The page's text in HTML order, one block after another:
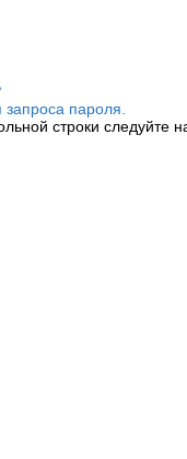
пароля.
строки следуйте